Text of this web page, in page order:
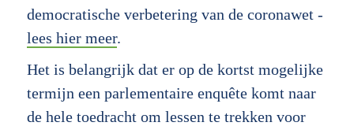
democratische verbetering van de coronawet -
lees hier meer.
Het is belangrijk dat er op de kortst mogelijke
termijn een parlementaire enquête komt naar
de hele toedracht om lessen te trekken voor